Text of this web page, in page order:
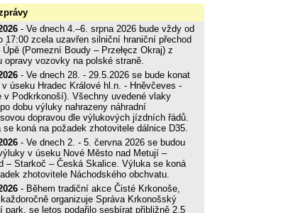
- Ve dnech 4.–6. srpna 2026 bude vždy od
17:00 zcela uzavřen silniční hraniční přechod
(Pomezní Boudy – Przełęcz Okraj) z
opravy vozovky na polské straně.
- Ve dnech 28. - 29.5.2026 se bude konat
úseku Hradec Králové hl.n. - Hněvčeves -
v Podkrkonoší). Všechny uvedené vlaky
dobu výluky nahrazeny náhradní
dopravou dle výlukových jízdních řádů.
se koná na požadek zhotovitele dálnice D35.
- Ve dnech 2. - 5. června 2026 se budou
v úseku Nové Město nad Metují –
– Starkoč – Česká Skalice. Výluka se koná
zhotovitele Náchodského obchvatu.
- Během tradiční akce Čisté Krkonoše,
organizuje Správa Krkonošský
park, se letos podařilo sesbírat přibližně 2,5